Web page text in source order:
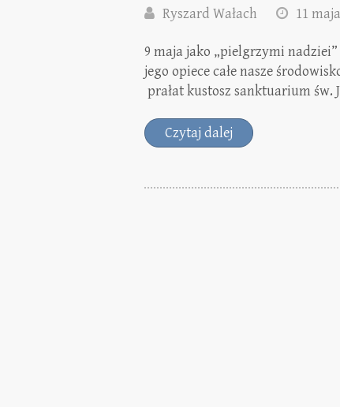
Ryszard Wałach 11
9 maja jako „pielgrzymi
jego opiece całe nasze
prałat kustosz sanktuarium św.
Czytaj dalej